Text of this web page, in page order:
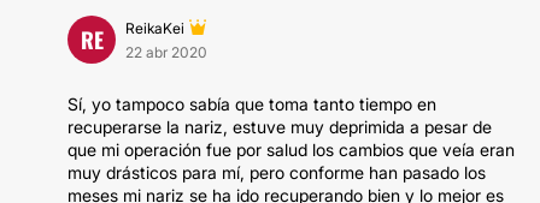
RE
ReikaKei
22 abr 2020
Sí, yo tampoco sabía que toma tanto tiempo en
recuperarse la nariz, estuve muy deprimida a pesar de
que mi operación fue por salud los cambios que veía eran
muy drásticos para mí, pero conforme han pasado los
meses mi nariz se ha ido recuperando bien y lo mejor es